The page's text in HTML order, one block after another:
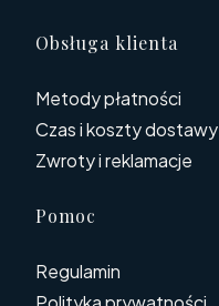
Obsługa klienta
Metody płatności
Czas i koszty dostawy
Zwroty i reklamacje
Pomoc
Regulamin